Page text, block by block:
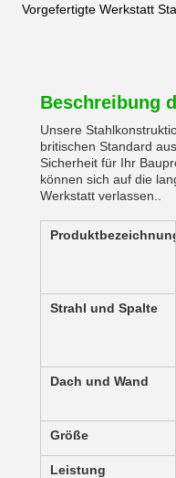
Vorgefertigte Werkstatt
Beschreibung
Unsere
britischen Standard
Sicherheit für Ihr
können sich auf die
Werkstatt verlassen..
Produktbezeichnung
Strahl und Spalte
Dach und Wand
Größe
Leistung